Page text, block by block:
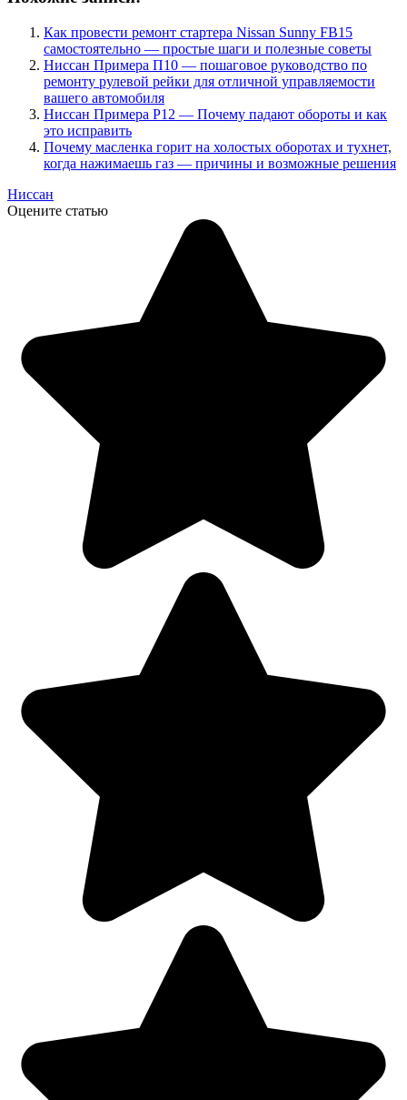
Как провести ремонт стартера Nissan Sunny FB15
самостоятельно — простые шаги и полезные советы
Ниссан Примера П10 — пошаговое руководство по
ремонту рулевой рейки для отличной управляемости
вашего автомобиля
Ниссан Примера Р12 — Почему падают обороты и как
это исправить
Почему масленка горит на холостых оборотах и тухнет,
когда нажимаешь газ — причины и возможные решения
Ниссан
Оцените статью